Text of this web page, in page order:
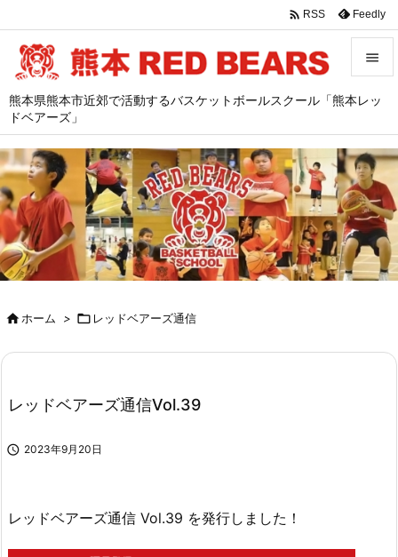
熊本県熊本市近郊で活動するバスケットボールスクール「熊本レッ
ドベアーズ」



サイド

前へ

次へ

 RSS Feedly
ホーム >  レッドベアーズ通信
レッドベアーズ通信Vol.39
 2023年9月20日
レッドベアーズ通信 Vol.39 を発行しました！